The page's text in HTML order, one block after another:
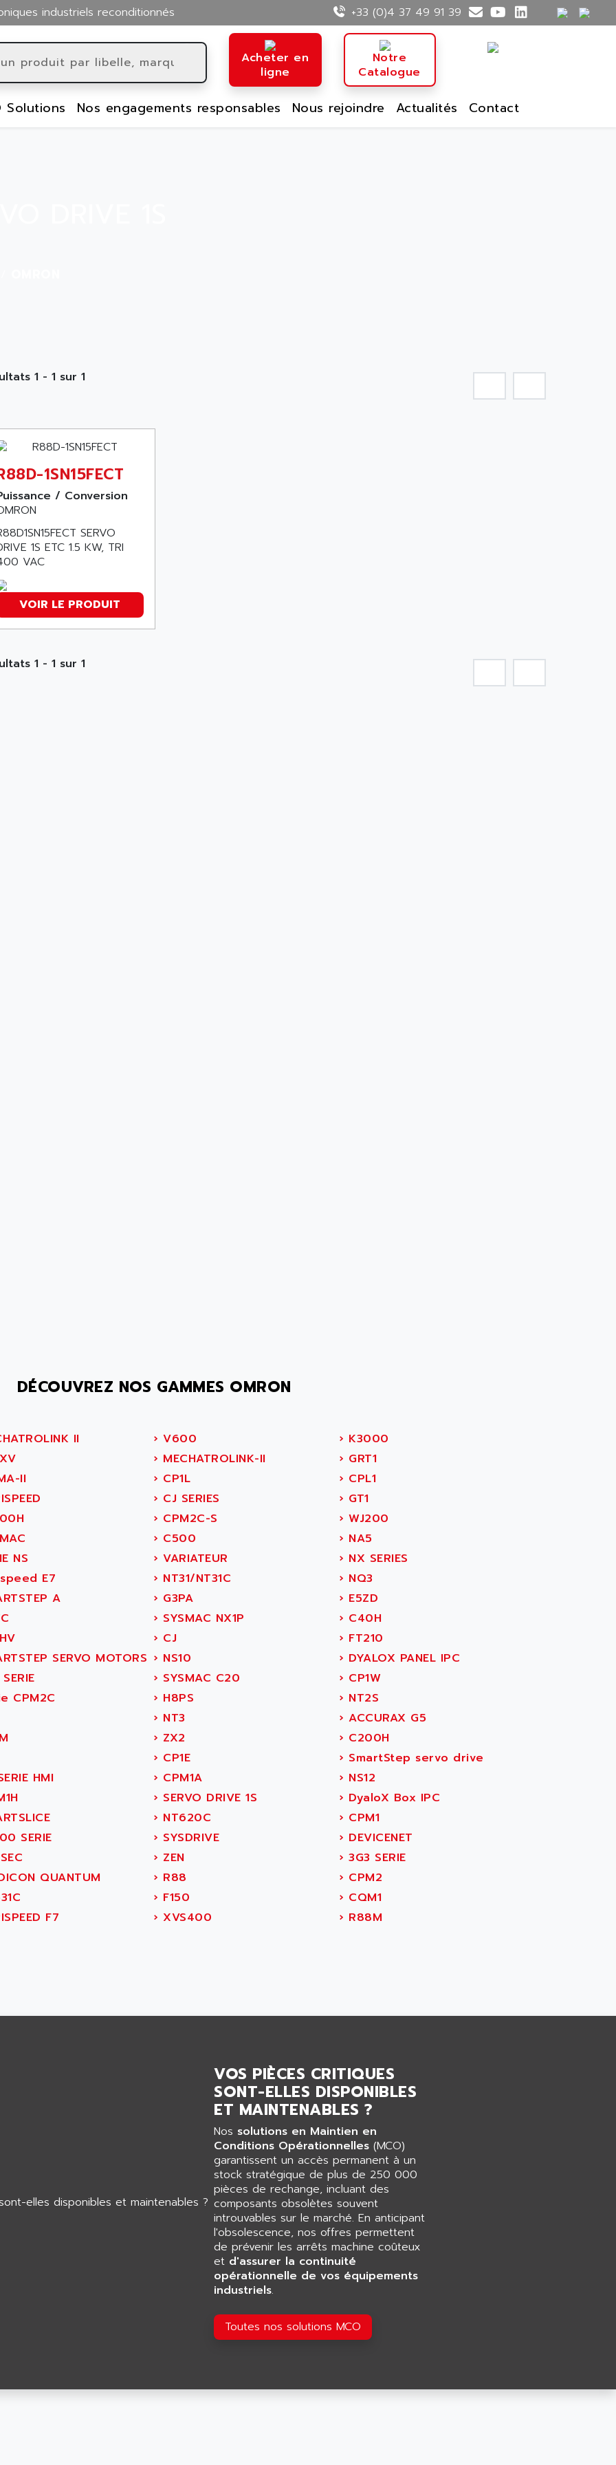
industriels reconditionnés +33 (0)4 37 49 91 39
Acheter en
ligne
Notre
Catalogue
Solutions Nos engagements responsables Nous rejoindre Actualités Contact
1 - 1 sur 1
1SN15FECT
/ Conversion
SERVO
1S ETC 1.5 KW, TRI
VAC
VOIR LE PRODUIT
1 - 1 sur 1
DÉCOUVREZ NOS GAMMES OMRON
II › V600 › K3000
› MECHATROLINK-II › GRT1
II › CP1L › CPL1
› CJ SERIES › GT1
› CPM2C-S › WJ200
› C500 › NA5
NS › VARIATEUR › NX SERIES
E7 › NT31/NT31C › NQ3
A › G3PA › E5ZD
› SYSMAC NX1P › C40H
› CJ › FT210
SERVO MOTORS › NS10 › DYALOX PANEL IPC
› SYSMAC C20 › CP1W
CPM2C › H8PS › NT2S
› NT3 › ACCURAX G5
› ZX2 › C200H
› CP1E › SmartStep servo drive
HMI › CPM1A › NS12
› SERVO DRIVE 1S › DyaloX Box IPC
› NT620C › CPM1
SERIE › SYSDRIVE › DEVICENET
› ZEN › 3G3 SERIE
QUANTUM › R88 › CPM2
› F150 › CQM1
F7 › XVS400 › R88M
VOS PIÈCES CRITIQUES
SONT-ELLES DISPONIBLES
ET MAINTENABLES ?
Nos solutions en Maintien en
Conditions Opérationnelles (MCO)
garantissent un accès permanent à un
stock stratégique de plus de 250 000
pièces de rechange, incluant des
composants obsolètes souvent
introuvables sur le marché. En anticipant
l'obsolescence, nos offres permettent
de prévenir les arrêts machine coûteux
et d'assurer la continuité
opérationnelle de vos équipements
industriels.
Toutes nos solutions MCO